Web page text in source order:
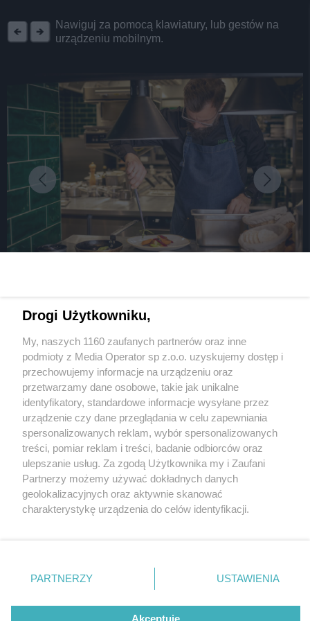
Nawiguj za pomocą klawiatury, lub gestów na
urządzeniu mobilnym.
Restauracji Śląskich
1 / 5
Już 24 lutego startuje II
edycja Festiwalu Restauracji
Śląskich
Wydawca mediów lokalnych
Nie zapomnij
zapoznać się z:
polityką prywatności regulamin korzystania z portali
Twojemiasto
Piekary Śląskie
Chorzów
Tarnowskie Góry
Gliwice
Skontakuj sięz nami
Kontakt
Wydawca
Redakcja
Drogi Użytkowniku,
My, naszych 1160 zaufanych partnerów oraz inne
podmioty z Media Operator sp z.o.o. uzyskujemy dostęp i
przechowujemy informacje na urządzeniu oraz
przetwarzamy dane osobowe, takie jak unikalne
identyfikatory, standardowe informacje wysyłane przez
urządzenie czy dane przeglądania w celu zapewniania
spersonalizowanych reklam, wybór spersonalizowanych
treści, pomiar reklam i treści, badanie odbiorców oraz
ulepszanie usług. Za zgodą Użytkownika my i Zaufani
Partnerzy możemy używać dokładnych danych
geolokalizacyjnych oraz aktywnie skanować
charakterystykę urządzenia do celów identyfikacji.
zmienić/wycofać klikając przycisk ustawień prywatności
znajdujący się w lewym dolnym rogu strony
rodzaje przetwarzania danych nie wymagają zgody
użytkownika, ale masz prawo sprzeciwić się takiemu
PARTNERZY USTAWIENIA
Akceptuję